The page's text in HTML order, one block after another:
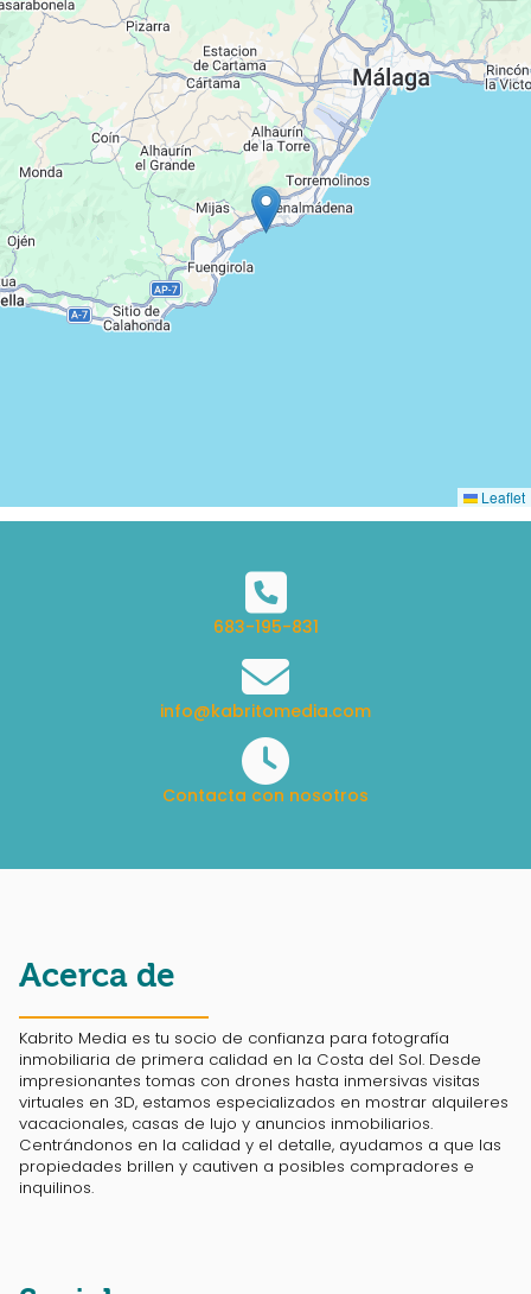
Leaflet
683-195-831
info@kabritomedia.com
Contacta con nosotros
Acerca de
Kabrito Media es tu socio de confianza para fotografía
inmobiliaria de primera calidad en la Costa del Sol. Desde
impresionantes tomas con drones hasta inmersivas visitas
virtuales en 3D, estamos especializados en mostrar alquileres
vacacionales, casas de lujo y anuncios inmobiliarios.
Centrándonos en la calidad y el detalle, ayudamos a que las
propiedades brillen y cautiven a posibles compradores e
inquilinos.